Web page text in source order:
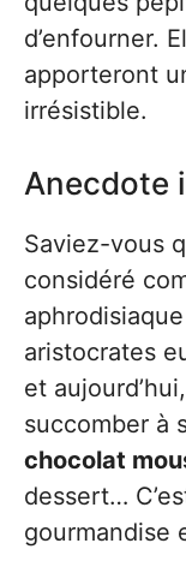
d’enfourner.
apporteront
irrésistible.
Anecdote
Saviez-vous
considéré
aristocrates
et
succomber à
chocolat
dessert…
gourmandise